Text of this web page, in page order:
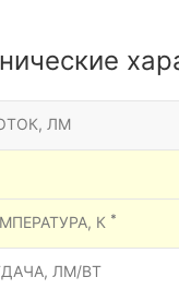
ЛМ
К *
ЛМ/ВТ